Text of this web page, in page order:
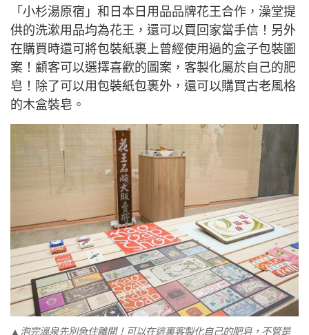
「小杉湯原宿」和日本日用品品牌花王合作，澡堂提
供的洗漱用品均為花王，還可以買回家當手信！另外
在購買時還可將包裝紙裹上曾經使用過的盒子包裝圖
案！顧客可以選擇喜歡的圖案，客製化屬於自己的肥
皂！除了可以用包裝紙包裹外，還可以購買古老風格
的木盒裝皂。
▲泡完溫泉先別急住離開！可以在這裏客製化自己的肥皂，不管是